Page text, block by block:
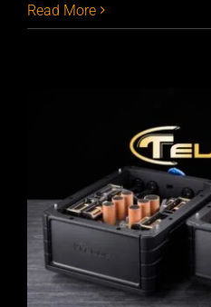
Read More